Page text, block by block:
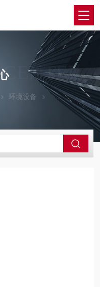
环境设备 YASKAWA安川